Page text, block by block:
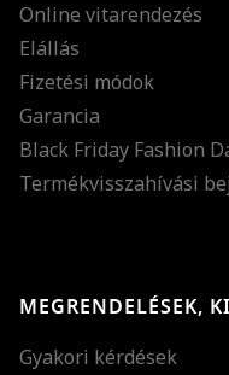
Online vitarendezés
Elállás
Fizetési módok
Garancia
Black Friday Fashion
Termékvisszahívási
MEGRENDELÉSEK,
Gyakori kérdések